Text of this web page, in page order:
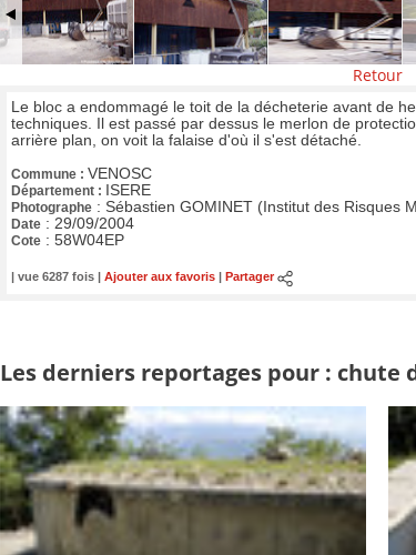
Retour
Le bloc a endommagé le toit de la décheterie avant de
techniques. Il est passé par dessus le merlon de
arrière plan, on voit la falaise d'où il s'est détaché.
Commune : VENOSC
Département : ISERE
Photographe : Sébastien GOMINET (Institut des Risques
Date : 29/09/2004
Cote : 58W04EP
| vue 6287 fois | Ajouter aux favoris Partager
Les derniers reportages pour : chute